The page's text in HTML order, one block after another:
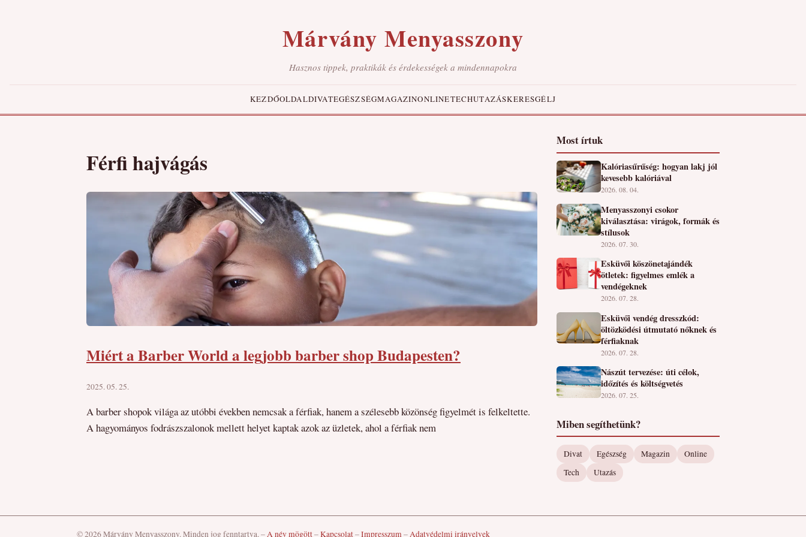
Márvány Menyasszony
Hasznos tippek, praktikák és érdekességek a mindennapokra
KEZDŐOLDALDIVATEGÉSZSÉGMAGAZINONLINETECHUTAZÁSKERESGÉLJ
Férfi hajvágás
Miért a Barber World a legjobb barber shop Budapesten?
2025. 05. 25.
A barber shopok világa az utóbbi években nemcsak a férfiak, hanem a szélesebb közönség figyelmét is felkeltette.
A hagyományos fodrászszalonok mellett helyet kaptak azok az üzletek, ahol a férfiak nem
Most írtuk
Kalóriasűrűség: hogyan lakj jól
kevesebb kalóriával
2026. 08. 04.
Menyasszonyi csokor
kiválasztása: virágok, formák és
stílusok
2026. 07. 30.
Esküvői köszönetajándék
ötletek: figyelmes emlék a
vendégeknek
2026. 07. 28.
Esküvői vendég dresszkód:
öltözködési útmutató nőknek és
férfiaknak
2026. 07. 28.
Nászút tervezése: úti célok,
időzítés és költségvetés
2026. 07. 25.
Miben segíthetünk?
Divat Egészség Magazin
Online
Tech
Utazás
© 2026 Márvány Menyasszony. Minden jog fenntartva.–A név mögött–Kapcsolat–Impresszum–Adatvédelmi irányelvek